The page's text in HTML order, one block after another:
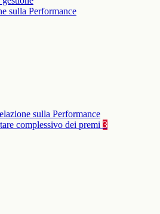
sulla Performance
sulla Performance
complessivo dei premi 3